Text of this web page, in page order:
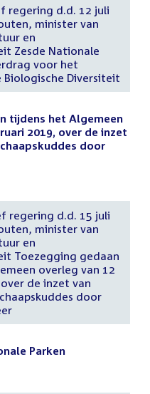
regering d.d. 12 juli
minister van
en
Zesde Nationale
voor het
Biologische Diversiteit
tijdens het Algemeen
2019, over de inzet
door
regering d.d. 15 juli
minister van
en
Toezegging gedaan
overleg van 12
de inzet van
door
Parken